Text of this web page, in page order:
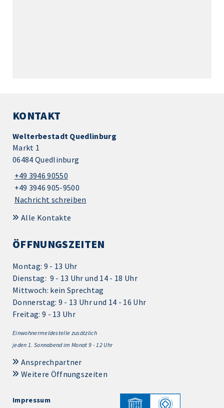
KONTAKT
Welterbestadt Quedlinburg
Markt 1
06484 Quedlinburg
+49 3946 90550
+49 3946 905-9500
Nachricht schreiben
Alle Kontakte
ÖFFNUNGSZEITEN
Montag: 9 - 13 Uhr
Dienstag: 9 - 13 Uhr und 14 - 18 Uhr
Mittwoch: kein Sprechtag
Donnerstag: 9 - 13 Uhr und 14 - 16 Uhr
Freitag: 9 - 13 Uhr
Einwohnermeldestelle zusätzlich
jeden 1. Sonnabend im Monat 9 - 12 Uhr
Ansprechpartner
Weitere Öffnungszeiten
Impressum